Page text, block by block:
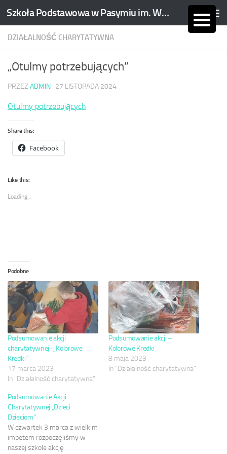
Skip to content Szkoła Podstawowa w Pasymiu im. Wojciecha Kętrzyńskiego
DZIAŁALNOŚĆ CHARYTATYWNA
„Otulmy potrzebujących”
PRZEZ ADMIN · 27 LISTOPADA 2024
Otulmy potrzebujących
Share this:
Facebook
Like this:
Loading...
Podobne
Podsumowanie akcji
charytatywnej- „Kolorowe
Kredki”
17 marca 2023
In "Działalność charytatywna"
Podsumowanie akcji –
Kolorowe Kredki
8 maja 2023
In "Działalność charytatywna"
Podsumowanie Akcji
Charytatywnej „Dzieci
Dzieciom”
W czwartek 3 marca z wielkim
impetem rozpoczęliśmy w
naszej szkole akcję